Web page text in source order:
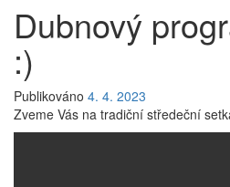
Dubnový
:)
Publikováno 4. 4. 2023
Zveme Vás na tradiční středeční